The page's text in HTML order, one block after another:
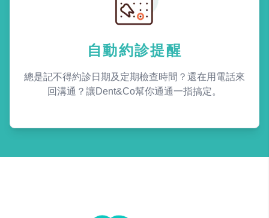
自動約診提醒
總是記不得約診日期及定期檢查時間？還在用電話來
回溝通？讓Dent&Co幫你通通一指搞定。